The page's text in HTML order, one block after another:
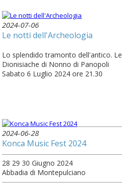
2024-07-06
Le notti dell'Archeologia
Lo splendido tramonto dell'antico. Le
Dionisiache di Nonno di Panopoli
Sabato 6 Luglio 2024 ore 21.30
2024-06-28
Konca Music Fest 2024
28 29 30 Giugno 2024
Abbadia di Montepulciano